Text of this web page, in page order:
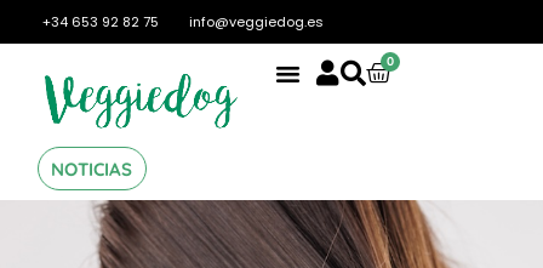
+34 653 92 82 75 info@veggiedog.es
0
NOTICIAS